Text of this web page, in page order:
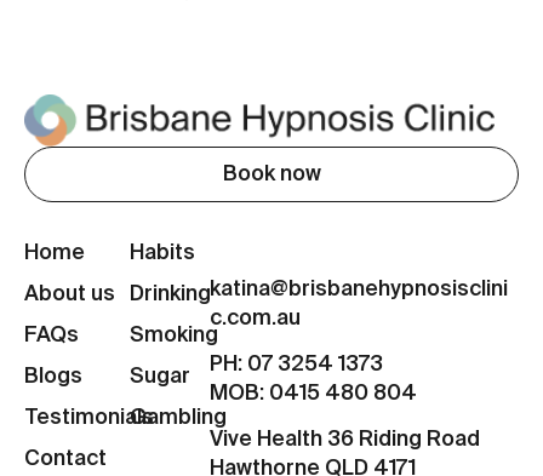
Book now
katina@brisbanehypnosisclini
c.com.au
PH: 07 3254 1373
MOB: 0415 480 804
Vive Health 36 Riding Road
Hawthorne QLD 4171
Home
About us
FAQs
Blogs
Testimonials
Contact
Habits
Drinking
Smoking
Sugar
Gambling